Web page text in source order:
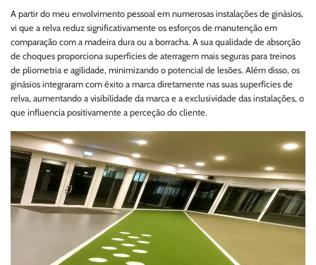
A partir do meu envolvimento pessoal em numerosas instalações de ginásios,
vi que a relva reduz significativamente os esforços de manutenção em
comparação com a madeira dura ou a borracha. A sua qualidade de absorção
de choques proporciona superfícies de aterragem mais seguras para treinos
de pliometria e agilidade, minimizando o potencial de lesões. Além disso, os
ginásios integraram com êxito a marca diretamente nas suas superfícies de
relva, aumentando a visibilidade da marca e a exclusividade das instalações, o
que influencia positivamente a perceção do cliente.